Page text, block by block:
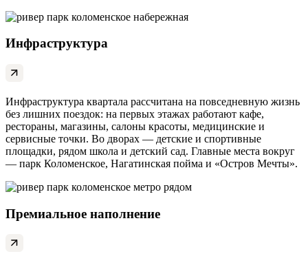
Инфраструктура
Инфраструктура квартала рассчитана на повседневную жизнь
без лишних поездок: на первых этажах работают кафе,
рестораны, магазины, салоны красоты, медицинские и
сервисные точки. Во дворах — детские и спортивные
площадки, рядом школа и детский сад. Главные места вокруг
— парк Коломенское, Нагатинская пойма и «Остров Мечты».
Премиальное наполнение